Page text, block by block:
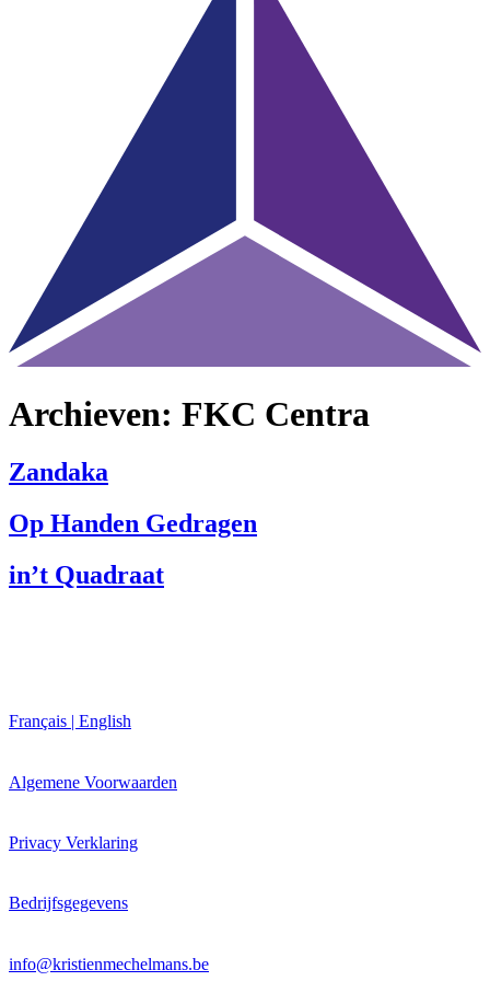
Archieven: FKC Centra
Zandaka
Op Handen Gedragen
in’t Quadraat
Français | English
Algemene Voorwaarden
Privacy Verklaring
Bedrijfsgegevens
info@kristienmechelmans.be